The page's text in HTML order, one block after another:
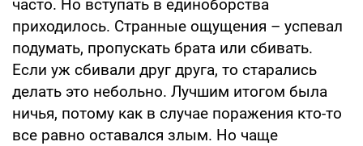
часто. Но вступать в единоборства
приходилось. Странные ощущения – успевал
подумать, пропускать брата или сбивать.
Если уж сбивали друг друга, то старались
делать это небольно. Лучшим итогом была
ничья, потому как в случае поражения кто-то
все равно оставался злым. Но чаще